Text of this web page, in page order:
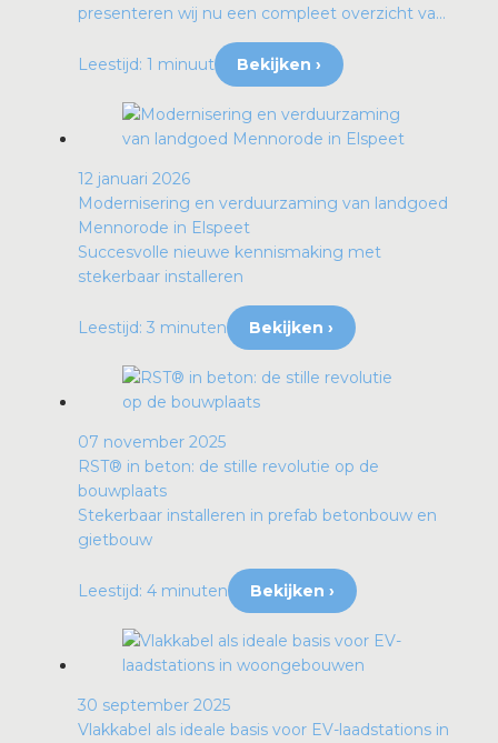
presenteren wij nu een compleet overzicht va...
Leestijd: 1 minuut Bekijken ›
12 januari 2026
Modernisering en verduurzaming van landgoed
Mennorode in Elspeet
Succesvolle nieuwe kennismaking met
stekerbaar installeren
Leestijd: 3 minuten Bekijken ›
07 november 2025
RST® in beton: de stille revolutie op de
bouwplaats
Stekerbaar installeren in prefab betonbouw en
gietbouw
Leestijd: 4 minuten Bekijken ›
30 september 2025
Vlakkabel als ideale basis voor EV-laadstations in